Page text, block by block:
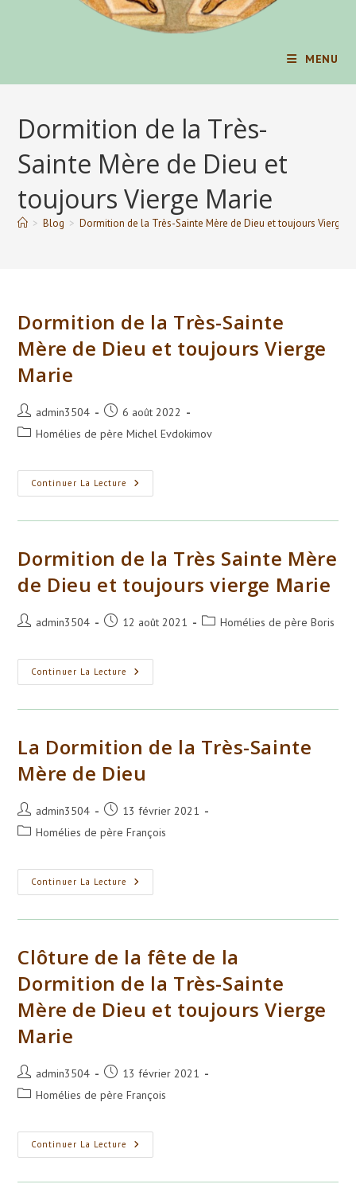
MENU
Dormition de la Très-
Sainte Mère de Dieu et
toujours Vierge Marie
> Blog > Dormition de la Très-Sainte Mère de Dieu et toujours Vierge
Dormition de la Très-Sainte
Mère de Dieu et toujours Vierge
Marie
Auteur/autrice
de
admin3504
Publication
publiée :
6 août 2022
PostHomélies de père Michel Evdokimov
Continuer La Lecture Dormition
De
Très-
De
Dieu
Toujours
Vierge
Dormition de la Très Sainte Mère
de Dieu et toujours vierge Marie
Auteur/autrice
publication :
admin3504
Publication
12 août 2021
PostHomélies de père Boris
Continuer La Lecture Dormition
De
Très
Dieu
Toujours
Vierge
La Dormition de la Très-Sainte
Mère de Dieu
Auteur/autrice
de
admin3504
Publication
publiée :
13 février 2021
PostHomélies de père François
Continuer La Lecture La
Dormition
La
Mère
De
Clôture de la fête de la
Dormition de la Très-Sainte
Mère de Dieu et toujours Vierge
Marie
Auteur/autrice
de
admin3504
Publication
publiée :
13 février 2021
PostHomélies de père François
Continuer La Lecture Clôture
De
Fête